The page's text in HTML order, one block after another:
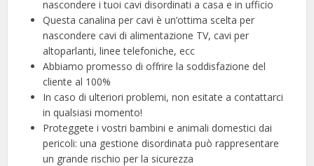
nascondere i tuoi cavi disordinati a casa e in ufficio
Questa canalina per cavi è un’ottima scelta per
nascondere cavi di alimentazione TV, cavi per
altoparlanti, linee telefoniche, ecc
Abbiamo promesso di offrire la soddisfazione del
cliente al 100%
In caso di ulteriori problemi, non esitate a contattarci
in qualsiasi momento!
Proteggete i vostri bambini e animali domestici dai
pericoli: una gestione disordinata può rappresentare
un grande rischio per la sicurezza